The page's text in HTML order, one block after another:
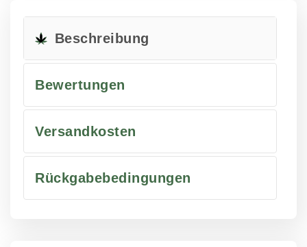
Beschreibung
Bewertungen
Versandkosten
Rückgabebedingungen